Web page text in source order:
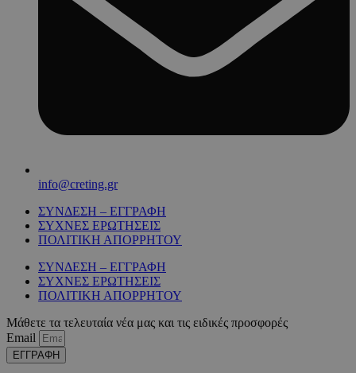
info@creting.gr
ΣΥΝΔΕΣΗ – ΕΓΓΡΑΦΗ
ΣΥΧΝΕΣ ΕΡΩΤΗΣΕΙΣ
ΠΟΛΙΤΙΚΗ ΑΠΟΡΡΗΤΟΥ
ΣΥΝΔΕΣΗ – ΕΓΓΡΑΦΗ
ΣΥΧΝΕΣ ΕΡΩΤΗΣΕΙΣ
ΠΟΛΙΤΙΚΗ ΑΠΟΡΡΗΤΟΥ
Μάθετε τα τελευταία νέα μας και τις ειδικές προσφορές
Email
ΕΓΓΡΑΦΗ